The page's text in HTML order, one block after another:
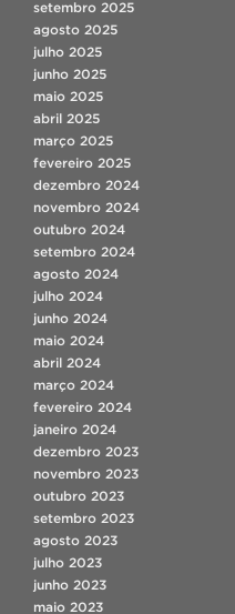
setembro 2025
agosto 2025
julho 2025
junho 2025
maio 2025
abril 2025
março 2025
fevereiro 2025
dezembro 2024
novembro 2024
outubro 2024
setembro 2024
agosto 2024
julho 2024
junho 2024
maio 2024
abril 2024
março 2024
fevereiro 2024
janeiro 2024
dezembro 2023
novembro 2023
outubro 2023
setembro 2023
agosto 2023
julho 2023
junho 2023
maio 2023